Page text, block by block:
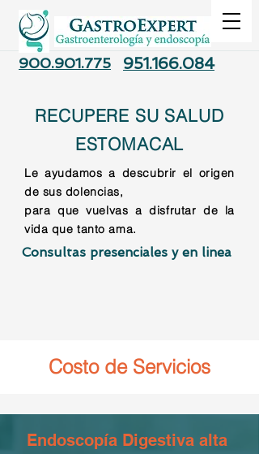
900.901.775 951.166.084
Le ayudamos a descubrir el origen
de sus dolencias,
para que vuelvas a disfrutar de la
vida que tanto ama.
Consultas presenciales y en linea
RECUPERE SU SALUD
ESTOMACAL
Quisiera más información
Costo de Servicios
Endoscopía Digestiva alta